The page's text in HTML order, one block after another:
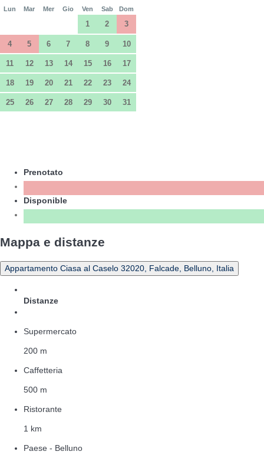
Lun Mar Mer Gio Ven Sab Dom
1 2 3
4 5 6 7 8 9 10
11 12 13 14 15 16 17
18 19 20 21 22 23 24
25 26 27 28 29 30 31
Prenotato
Disponible
Mappa e distanze
Appartamento Ciasa al Caselo 32020, Falcade, Belluno, Italia
Distanze
Supermercato
200 m
Caffetteria
500 m
Ristorante
1 km
Paese - Belluno